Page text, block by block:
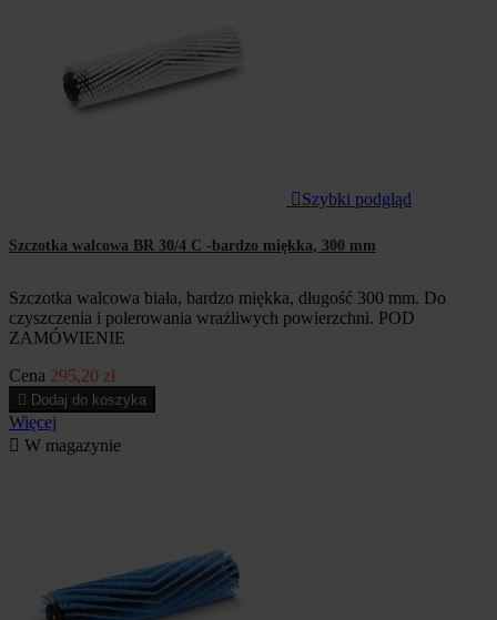
 Szybki podgląd
Szczotka walcowa BR 30/4 C -bardzo miękka, 300 mm
Szczotka walcowa biała, bardzo miękka, długość 300 mm. Do
czyszczenia i polerowania wrażliwych powierzchni. POD
ZAMÓWIENIE
Cena 295,20 zł
 Dodaj do koszyka
Więcej
 W magazynie